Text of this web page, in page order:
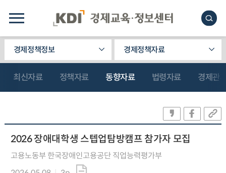
경제정책정보 경제정책자료
최신자료 정책자료 동향자료 법령자료 경제관
2026 장애대학생 스텝업탐방캠프 참가자 모집
고용노동부 한국장애인고용공단 직업능력평가부